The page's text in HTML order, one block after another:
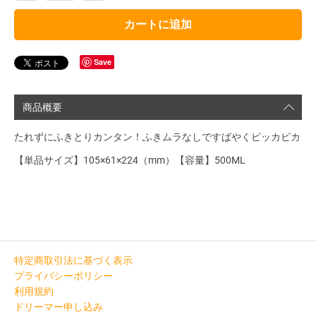
カートに追加
Save
商品概要
たれずにふきとりカンタン！ふきムラなしですばやくピッカピカ
【単品サイズ】105×61×224（mm）【容量】500ML
特定商取引法に基づく表示
プライバシーポリシー
利用規約
ドリーマー申し込み